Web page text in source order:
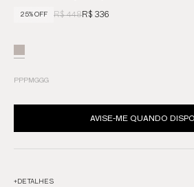
25% OFF R$ 448R$ 336
PPPMGGG
AVISE-ME QUANDO
+DETALHES